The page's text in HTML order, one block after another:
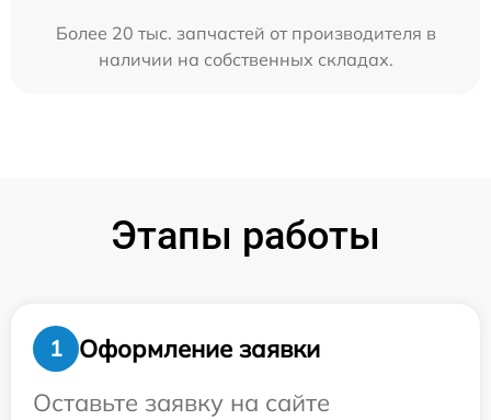
Более 20 тыс. запчастей от производителя в
наличии на собственных складах.
Этапы работы
1
Оформление заявки
Оставьте заявку на сайте